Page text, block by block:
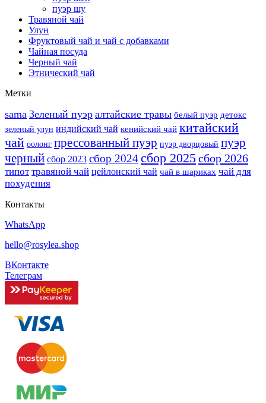
пуэр шу
Травяной чай
Улун
Фруктовый чай и чай с добавками
Чайная посуда
Черный чай
Этнический чай
Метки
sama Зеленый пуэр алтайские травы белый пуэр детокс
зеленый улун индийский чай кенийский чай китайский
чай оолонг прессованный пуэр пуэр дворцовый пуэр
черный сбор 2023 сбор 2024сбор 2025сбор 2026
типот травяной чай цейлонский чай чай в шариках чай для
похудения
Контакты
WhatsApp
hello@rosylea.shop
ВКонтакте
Телеграм